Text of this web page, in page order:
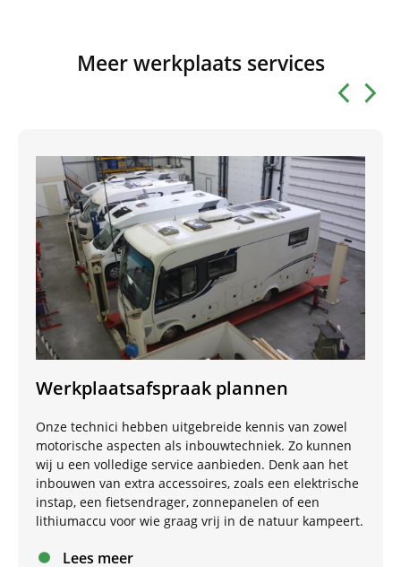
Meer werkplaats services
Werkplaatsafspraak plannen
Onze technici hebben uitgebreide kennis van zowel
motorische aspecten als inbouwtechniek. Zo kunnen
wij u een volledige service aanbieden. Denk aan het
inbouwen van extra accessoires, zoals een elektrische
instap, een fietsendrager, zonnepanelen of een
lithiumaccu voor wie graag vrij in de natuur kampeert.
Lees meer